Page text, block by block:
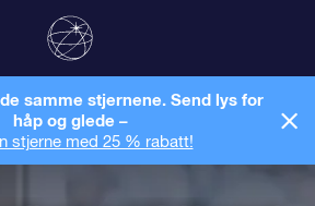
samme stjernene. Send lys for
håp og glede –
stjerne med 25 % rabatt!